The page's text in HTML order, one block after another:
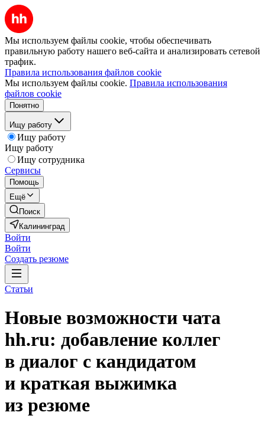
Мы используем файлы cookie, чтобы обеспечивать
правильную работу нашего веб-сайта и анализировать сетевой
трафик.
Правила использования файлов cookie
Мы используем файлы cookie. Правила использования
файлов cookie
Понятно
Ищу работу
Ищу работу
Ищу работу
Ищу сотрудника
Сервисы
Помощь
Ещё
Поиск
Калининград
Войти
Войти
Создать резюме
Статьи
Новые возможности чата
hh.ru: добавление коллег
в диалог с кандидатом
и краткая выжимка
из резюме